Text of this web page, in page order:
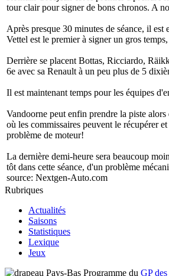
tour clair pour signer de bons chronos. A
Après presque 30 minutes de séance, il
Vettel est le premier à signer un gros
Derrière se placent Bottas, Ricciardo,
6e avec sa Renault à un peu plus de 5
Il est maintenant temps pour les équipes
Vandoorne peut enfin prendre la piste
où les commissaires peuvent le récupérer
problème de moteur!
La dernière demi-heure sera beaucoup
tôt dans cette séance, d'un problème
source: Nextgen-Auto.com
Rubriques
Actualités
Saisons
Statistiques
Lexique
Jeux
Programme du GP